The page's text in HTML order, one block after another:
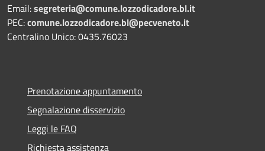
Email:segreteria@comune.lozzodicadore.bl.it
PEC:comune.lozzodicadore.bl@pecveneto.it
Centralino Unico: 0435.76023
Prenotazione appuntamento
Segnalazione disservizio
Leggi le FAQ
Richiesta assistenza